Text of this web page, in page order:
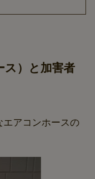
ス）と加害者
エアコンホースの